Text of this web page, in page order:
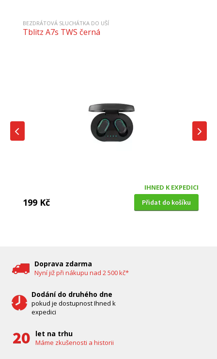
BEZDRÁTOVÁ SLUCHÁTKA DO UŠÍ
Tblitz A7s TWS černá
IHNED K EXPEDICI
199 Kč Přidat do košíku
Doprava zdarma
Nyní již při nákupu nad 2 500 kč*
Dodání do druhého dne
pokud je dostupnost Ihned k
expedici
let na trhu
Máme zkušenosti a historii